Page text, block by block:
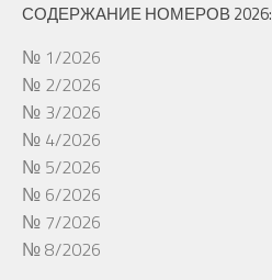
СОДЕРЖАНИЕ НОМЕРОВ 2026:
№ 1/2026
№ 2/2026
№ 3/2026
№ 4/2026
№ 5/2026
№ 6/2026
№ 7/2026
№ 8/2026